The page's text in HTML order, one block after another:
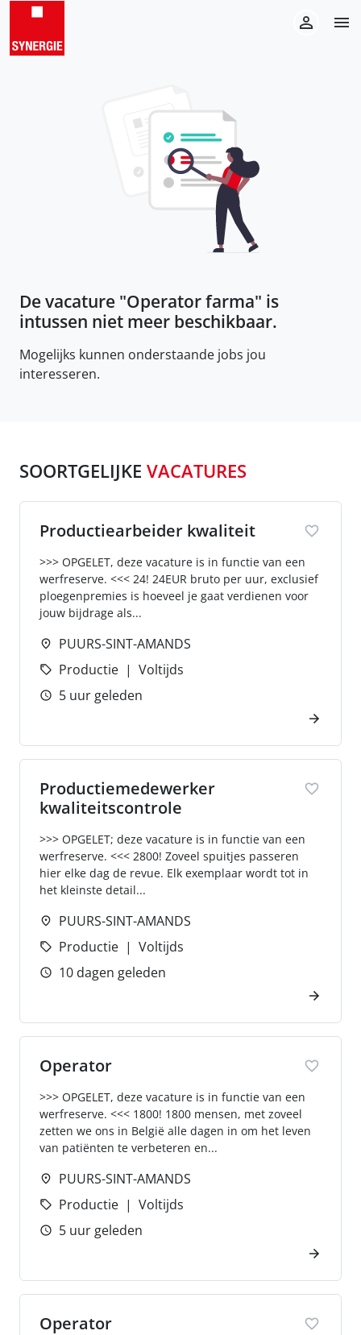
De vacature "Operator farma" is
intussen niet meer beschikbaar.
Mogelijks kunnen onderstaande jobs jou
interesseren.
SOORTGELIJKE VACATURES
Productiearbeider kwaliteit
>>> OPGELET, deze vacature is in functie van een
werfreserve. <<< 24! 24EUR bruto per uur, exclusief
ploegenpremies is hoeveel je gaat verdienen voor
jouw bijdrage als...
PUURS-SINT-AMANDS
Productie
Voltijds
5 uur geleden
Productiemedewerker
kwaliteitscontrole
>>> OPGELET; deze vacature is in functie van een
werfreserve. <<< 2800! Zoveel spuitjes passeren
hier elke dag de revue. Elk exemplaar wordt tot in
het kleinste detail...
PUURS-SINT-AMANDS
Productie
Voltijds
10 dagen geleden
Operator
>>> OPGELET, deze vacature is in functie van een
werfreserve. <<< 1800! 1800 mensen, met zoveel
zetten we ons in België alle dagen in om het leven
van patiënten te verbeteren en...
PUURS-SINT-AMANDS
Productie
Voltijds
5 uur geleden
Operator